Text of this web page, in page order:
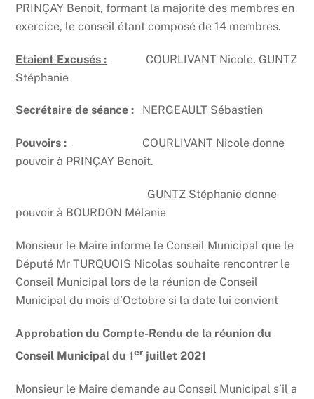
PRINÇAY Benoit, formant la majorité des membres en
exercice, le conseil étant composé de 14 membres.
Etaient Excusés : COURLIVANT Nicole, GUNTZ
Stéphanie
Secrétaire de séance : NERGEAULT Sébastien
Pouvoirs :
COURLIVANT Nicole donne
pouvoir à PRINÇAY Benoit.
GUNTZ Stéphanie donne
pouvoir à BOURDON Mélanie
Monsieur le Maire informe le Conseil Municipal que le
Député Mr TURQUOIS Nicolas souhaite rencontrer le
Conseil Municipal lors de la réunion de Conseil
Municipal du mois d’Octobre si la date lui convient
Approbation du Compte-Rendu de la réunion du
Conseil Municipal du 1erjuillet 2021
Monsieur le Maire demande au Conseil Municipal s’il a